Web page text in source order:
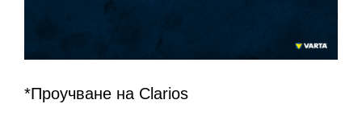
*Проучване на Clarios